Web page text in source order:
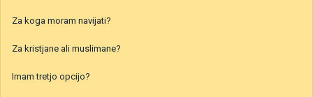
Za koga moram navijati?
Za kristjane ali muslimane?
Imam tretjo opcijo?